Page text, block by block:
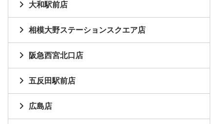
大和駅前店
相模大野ステーションスクエア店
阪急西宮北口店
五反田駅前店
広島店